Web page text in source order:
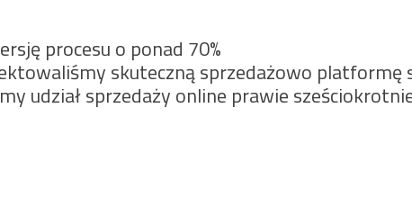
procesu o ponad 70%
skuteczną sprzedażowo platformę
udział sprzedaży online prawie